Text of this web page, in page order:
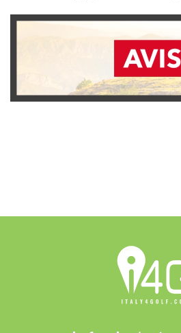
SCOPRI